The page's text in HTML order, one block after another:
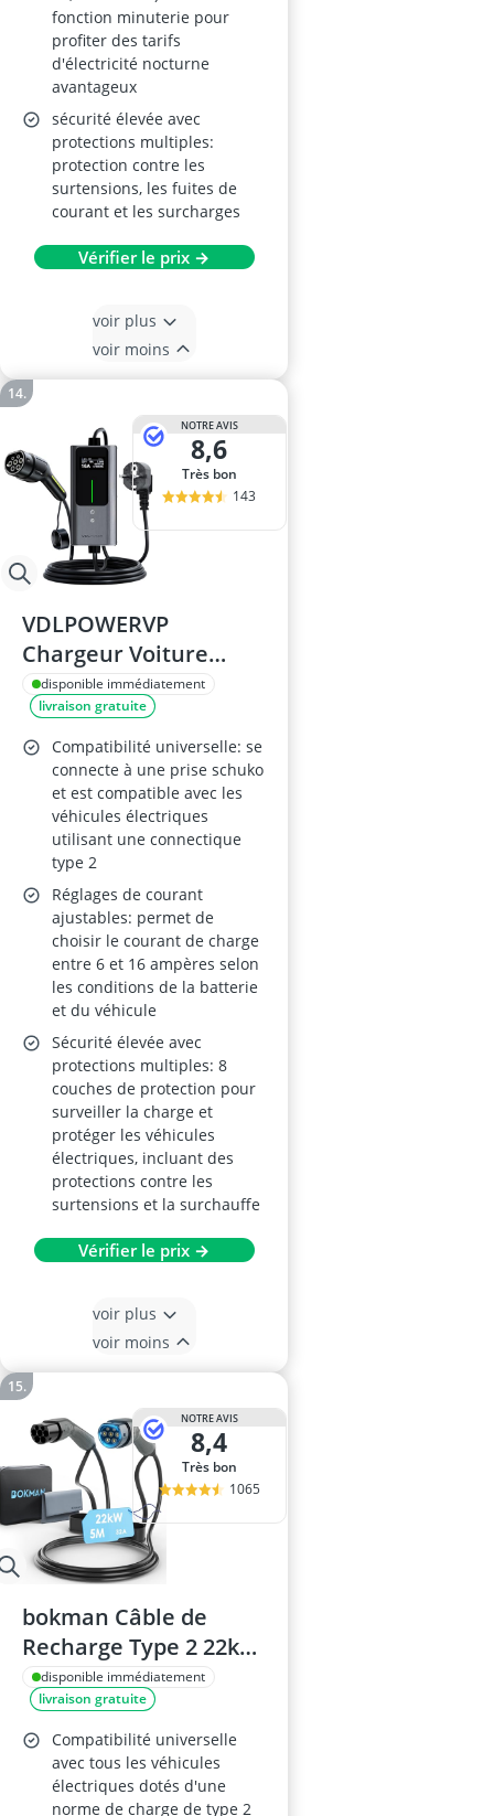
fonction minuterie pour
profiter des tarifs
d'électricité nocturne
avantageux
sécurité élevée avec
protections multiples:
protection contre les
surtensions, les fuites de
courant et les surcharges
Vérifier le prix →
voir plus
voir moins
NOTRE AVIS
8,6
Très bon
143
VDLPOWERVP
Chargeur Voiture
Électrique, 3.6KW,
Type 2
disponible immédiatement
livraison gratuite
Compatibilité universelle: se
connecte à une prise schuko
et est compatible avec les
véhicules électriques
utilisant une connectique
type 2
Réglages de courant
ajustables: permet de
choisir le courant de charge
entre 6 et 16 ampères selon
les conditions de la batterie
et du véhicule
Sécurité élevée avec
protections multiples: 8
couches de protection pour
surveiller la charge et
protéger les véhicules
électriques, incluant des
protections contre les
surtensions et la surchauffe
Vérifier le prix →
voir plus
voir moins
NOTRE AVIS
8,4
Très bon
1065
bokman Câble de
Recharge Type 2 22kW
5m
disponible immédiatement
livraison gratuite
Compatibilité universelle
avec tous les véhicules
électriques dotés d'une
norme de charge de type 2